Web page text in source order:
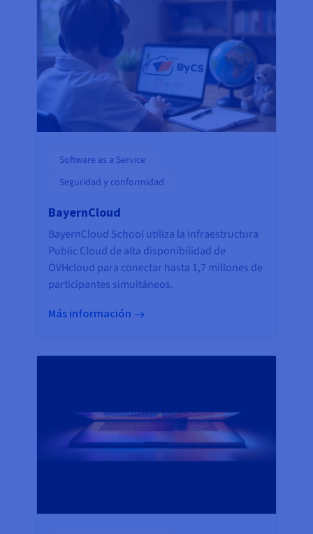
Software as a Service
Seguridad y conformidad
BayernCloud
BayernCloud School utiliza la infraestructura
Public Cloud de alta disponibilidad de
OVHcloud para conectar hasta 1,7 millones de
participantes simultáneos.
Más información